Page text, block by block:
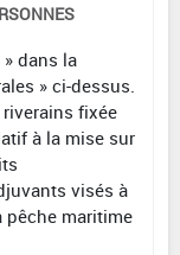
» dans la
» ci-dessus.
fixée
à la mise sur
visés à
pêche maritime